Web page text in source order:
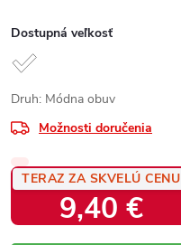
Dostupná veľkosť
Druh: Módna obuv
Možnosti doručenia
TERAZ ZA SKVELÚ CENU
9,40 €